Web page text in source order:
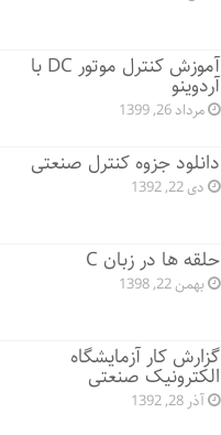
آموزش کنترل موتور DC با
آردوینو
مرداد 26, 1399
دانلود جزوه کنترل صنعتی
دی 22, 1392
حلقه ها در زبان C
بهمن 22, 1398
گزارش کار آزمایشگاه
الکترونیک صنعتی
آذر 28, 1392